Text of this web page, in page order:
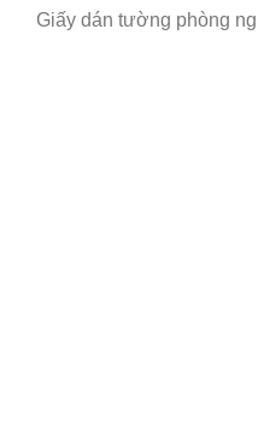
Giấy dán tường phòng